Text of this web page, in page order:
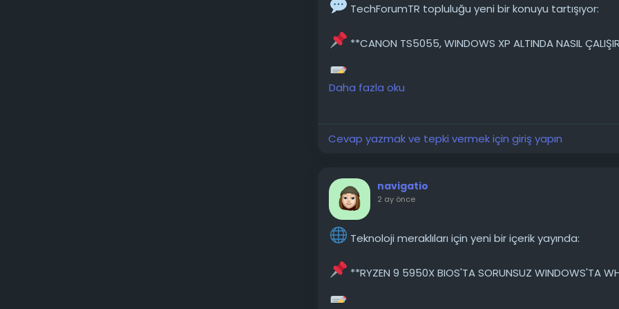
TechForumTR topluluğu yeni bir konuyu tartışıyor:
**CANON TS5055, WINDOWS XP ALTINDA NASIL
(Windows XP için scil) da yardımcı olurdu. Yazıcıyı
───────────────
https://techforum.tr/threads/6680/
#canon
Daha fazla oku
Cevap yazmak ve tepki vermek için giriş yapın
navigatio
2 ay önce
Teknoloji meraklıları için yeni bir içerik yayında:
**RYZEN 9 5950X BIOS'TA SORUNSUZ WINDOWS'TA